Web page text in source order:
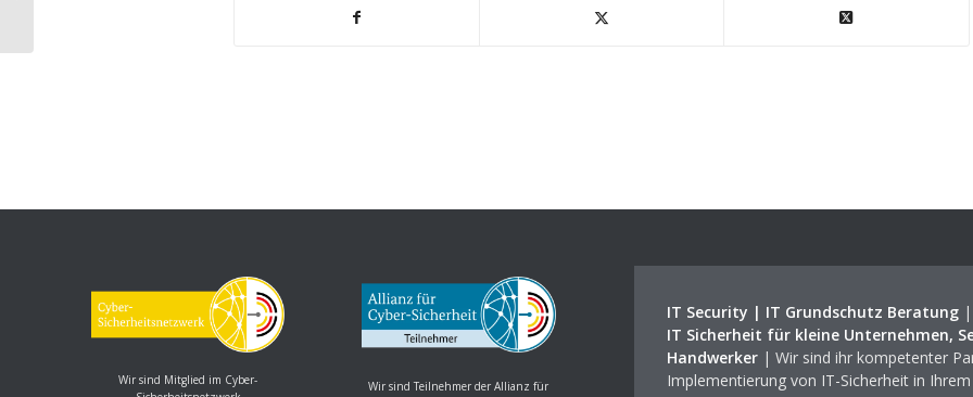
Wir sind Mitglied im Cyber-
Wir sind Teilnehmer der Allianz für
IT Security | IT Grundschutz Beratung|
IT Sicherheit für kleine Unternehmen,
Handwerker| Wir sind ihr kompetenter
Implementierung von IT-Sicherheit in